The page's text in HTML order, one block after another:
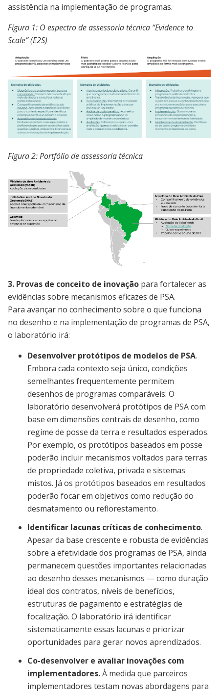
assistência na implementação de programas.
Figura 1: O espectro de assessoria técnica “Evidence to
Scale” (E2S)
Image
Figura 2: Portfólio de assessoria técnica
Image
3. Provas de conceito de inovação para fortalecer as
evidências sobre mecanismos eficazes de PSA.
Para avançar no conhecimento sobre o que funciona
no desenho e na implementação de programas de PSA,
o laboratório irá:
Desenvolver protótipos de modelos de PSA.
Embora cada contexto seja único, condições
semelhantes frequentemente permitem
desenhos de programas comparáveis. O
laboratório desenvolverá protótipos de PSA com
base em dimensões centrais de desenho, como
regime de posse da terra e resultados esperados.
Por exemplo, os protótipos baseados em posse
poderão incluir mecanismos voltados para terras
de propriedade coletiva, privada e sistemas
mistos. Já os protótipos baseados em resultados
poderão focar em objetivos como redução do
desmatamento ou reflorestamento.
Identificar lacunas críticas de conhecimento.
Apesar da base crescente e robusta de evidências
sobre a efetividade dos programas de PSA, ainda
permanecem questões importantes relacionadas
ao desenho desses mecanismos — como duração
ideal dos contratos, níveis de benefícios,
estruturas de pagamento e estratégias de
focalização. O laboratório irá identificar
sistematicamente essas lacunas e priorizar
oportunidades para gerar novos aprendizados.
Co-desenvolver e avaliar inovações com
implementadores.À medida que parceiros
implementadores testam novas abordagens para